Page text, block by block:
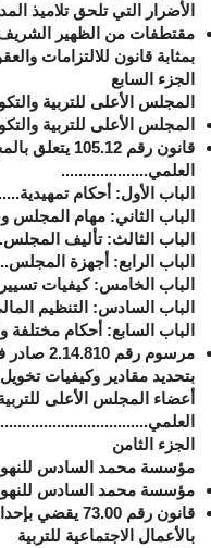
الأضرار التي تلحق تلاميذ
بمثابة قانون للالتزامات
الجزء السابع
المجلس الأعلى للتربية
المجلس الأعلى للتربية
قانون رقم 105.12 يتعلق بالمجلس الأعلى للتربية والتكوين
العلمي....................
الباب الأول: أحكام
الباب الثاني: مهام
الباب الثالث: تأليف
الباب الرابع: أجهزة
الباب الخامس: كيفيات
الباب السادس: التنظيم
الباب السابع: أحكام
مرسوم رقم 810
.
14
.
بتحديد مقادير وكيفيات
أعضاء المجلس الأعلى
الجزء الثامن
مؤسسة محمد السادس للنهوض
مؤسسة محمد السادس للنهوض
قانون رقم
بالأعمال الاجتماعية للتربية